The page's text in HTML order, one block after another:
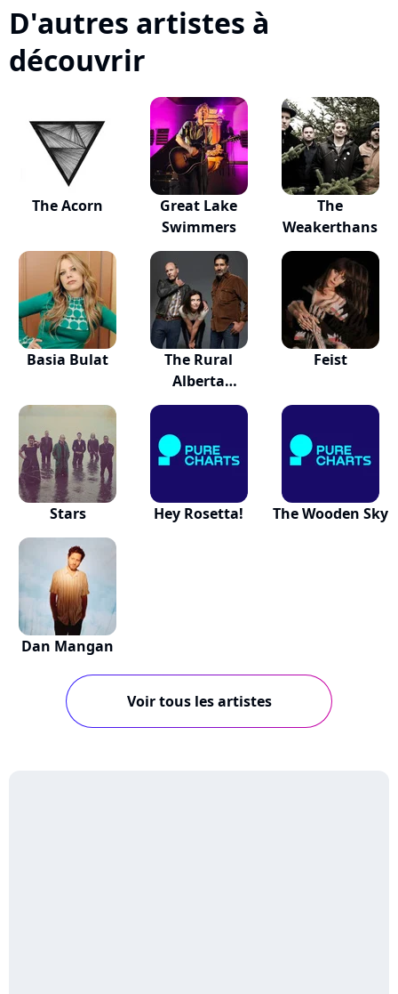
D'autres artistes à
découvrir
The Acorn
Great Lake
Swimmers
The
Weakerthans
Basia Bulat
The Rural
Alberta
Advantage
Feist
Stars Hey Rosetta! The Wooden Sky
Dan Mangan
Voir tous les artistes